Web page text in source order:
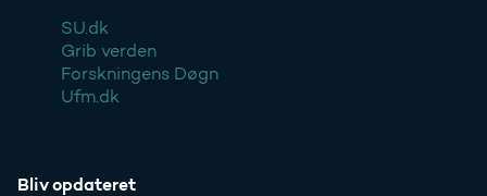
SU.dk
Grib verden
Forskningens Døgn
Ufm.dk
Bliv opdateret